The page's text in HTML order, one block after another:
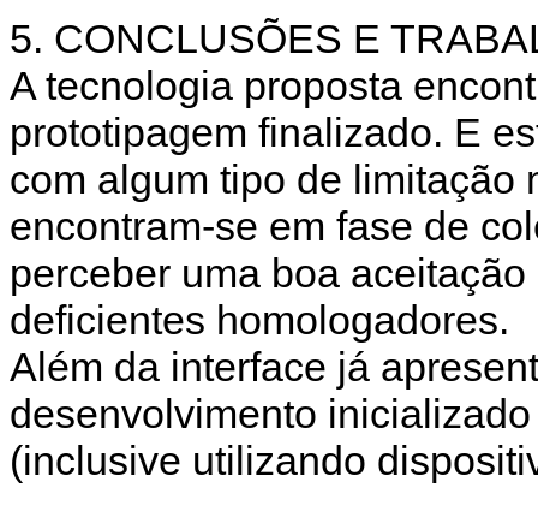
5. CONCLUSÕES E
A tecnologia proposta
prototipagem finalizado. E
com algum tipo de limitação
encontram-se em fase de
perceber uma boa
deficientes homologadores.
Além da interface já
desenvolvimento
(inclusive utilizando